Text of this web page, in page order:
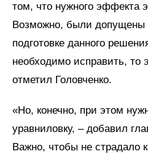
том, что нужного эффекта
Возможно, были допущены
подготовке данного
необходимо исправить, то
отметил Головченко.
«Но, конечно, при этом
уравниловку, – добавил
Важно, чтобы не страдало